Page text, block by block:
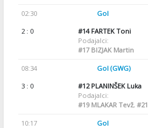
02:30 Gol
2 : 0
#14FARTEK Toni
Podajalci:
#17BIZJAK Martin
08:34 Gol (GWG)
3 : 0
#12PLANINŠEK Luka
Podajalci:
#19MLAKAR Tevž, #21
10:17 Gol